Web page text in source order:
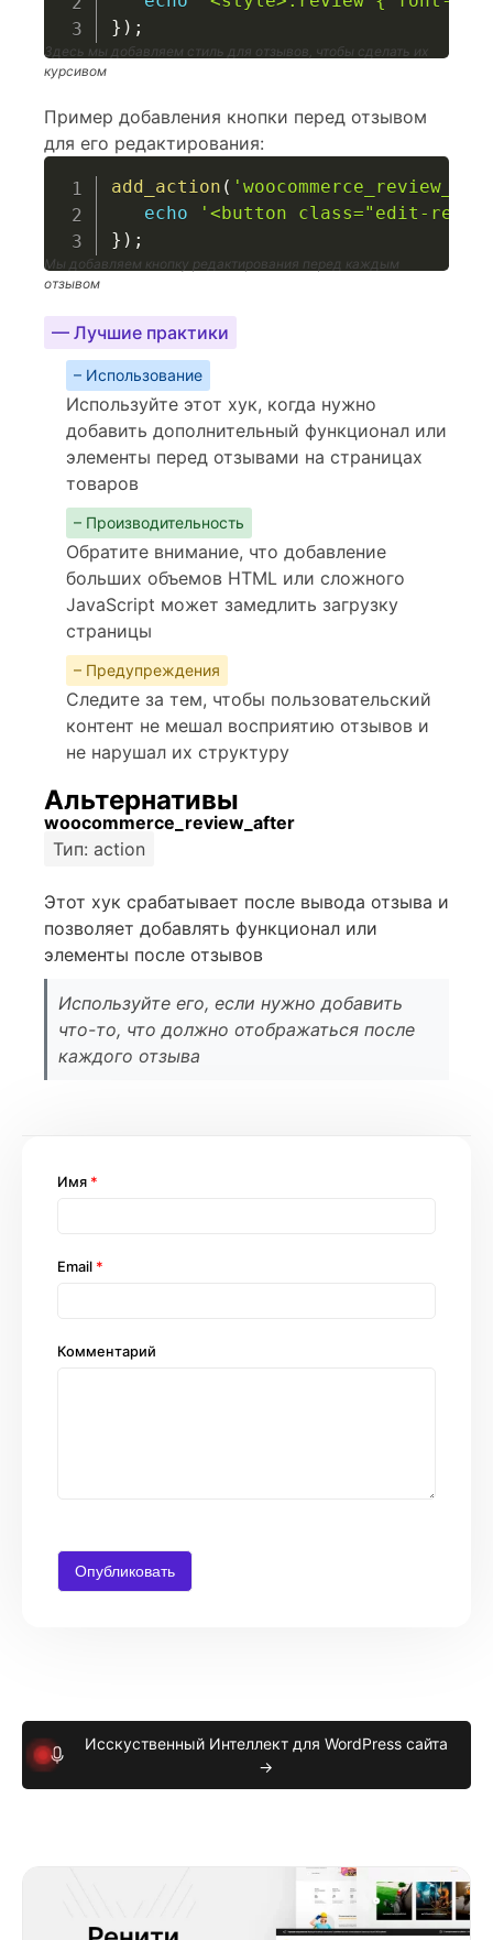
} ) ;
Здесь мы добавляем стиль для отзывов, чтобы сделать их
курсивом
Пример добавления кнопки перед отзывом
для его редактирования:
add_action (
echo
'<button class="edit-
} ) ;
Мы добавляем кнопку редактирования перед каждым
отзывом
— Лучшие практики
– Использование
Используйте этот хук, когда нужно
добавить дополнительный функционал или
элементы перед отзывами на страницах
товаров
– Производительность
Обратите внимание, что добавление
больших объемов HTML или сложного
JavaScript может замедлить загрузку
страницы
– Предупреждения
Следите за тем, чтобы пользовательский
контент не мешал восприятию отзывов и
не нарушал их структуру
Альтернативы
woocommerce_review_after
Тип: action
Этот хук срабатывает после вывода отзыва и
позволяет добавлять функционал или
элементы после отзывов
Используйте его, если нужно добавить
что-то, что должно отображаться после
каждого отзыва
Комментарий
Имя *
Email *
Исскуственный Интеллект для WordPress сайта
→